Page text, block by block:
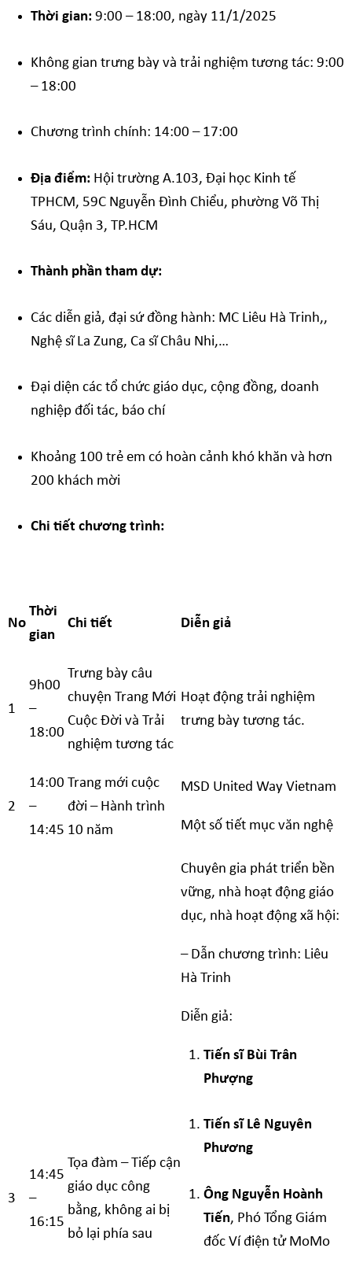
Thời gian: 9:00 – 18:00, ngày 11/1/2025
Không gian trưng bày và trải nghiệm tương tác: 9:00
– 18:00
Chương trình chính: 14:00 – 17:00
Địa điểm: Hội trườngA.103, Đại học Kinh tế
TPHCM, 59C Nguyễn Đình Chiểu, phường Võ Thị
Sáu, Quận 3, TP.HCM
Thành phần tham dự:
Các diễn giả, đại sứ đồng hành: MC Liêu Hà Trinh,,
Nghệ sĩ La Zung, Ca sĩ Châu Nhi,…
Đại diện các tổ chức giáo dục, cộng đồng, doanh
nghiệp đối tác, báo chí
Khoảng 100 trẻ em có hoàn cảnh khó khăn và hơn
200 khách mời
Chi tiết chương trình:
No
Thời
gian
Chi tiết Diễn giả
1
9h00
–
18:00
Trưng bày câu
chuyện Trang Mới
Cuộc Đời và Trải
nghiệm tương tác
Hoạt động trải nghiệm
trưng bày tương tác.
2
14:00
–
14:45
Trang mới cuộc
đời – Hành trình
10 năm
MSD United Way Vietnam
Một số tiết mục văn nghệ
3
14:45
–
16:15
Tọa đàm – Tiếp cận
giáo dục công
bằng, không ai bị
bỏ lại phía sau
Chuyên gia phát triển bền
vững, nhà hoạt động giáo
dục, nhà hoạt động xã hội:
– Dẫn chương trình: Liêu
Hà Trinh
Diễn giả:
Tiến sĩ Bùi Trân
Phượng
Tiến sĩ Lê Nguyên
Phương
Ông Nguyễn Hoành
Tiến, Phó Tổng Giám
đốc Ví điện tử MoMo